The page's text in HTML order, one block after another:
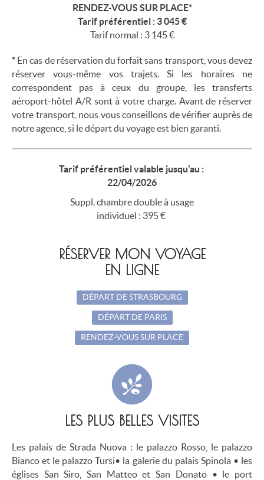
RENDEZ-VOUS SUR PLACE*
Tarif préférentiel : 3 045 €
Tarif normal : 3 145 €
* En cas de réservation du forfait sans transport, vous devez
réserver vous-même vos trajets. Si les horaires ne
correspondent pas à ceux du groupe, les transferts
aéroport-hôtel A/R sont à votre charge. Avant de réserver
votre transport, nous vous conseillons de vérifier auprès de
notre agence, si le départ du voyage est bien garanti.
Tarif préférentiel valable jusqu'au :
22/04/2026
Suppl. chambre double à usage
individuel : 395 €
RÉSERVER MON VOYAGE
EN LIGNE
DÉPART DE STRASBOURG
DÉPART DE PARIS
RENDEZ-VOUS SUR PLACE
LES PLUS BELLES VISITES
Les palais de Strada Nuova : le palazzo Rosso, le palazzo
Bianco et le palazzo Tursi• la galerie du palais Spinola • les
églises San Siro, San Matteo et San Donato • le port